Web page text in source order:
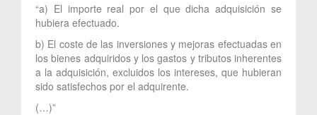
“a) El importe real por el que dicha adquisición se
hubiera efectuado.
b) El coste de las inversiones y mejoras efectuadas en
los bienes adquiridos y los gastos y tributos inherentes
a la adquisición, excluidos los intereses, que hubieran
sido satisfechos por el adquirente.
(…)”